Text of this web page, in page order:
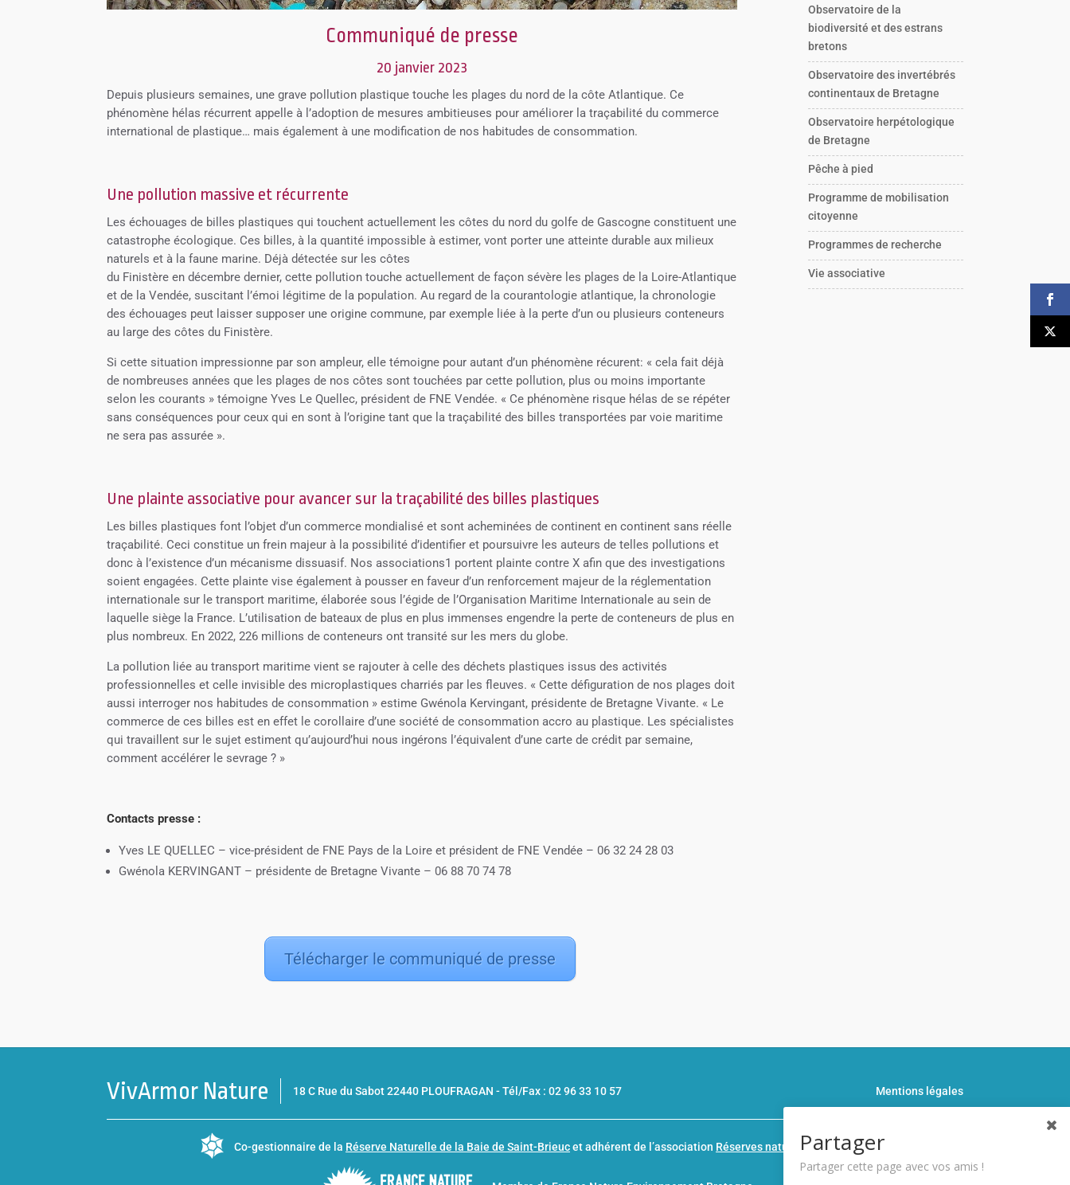
Communiqué de presse
20 janvier 2023
Depuis plusieurs semaines, une grave pollution plastique touche les plages du nord de la côte Atlantique. Ce
phénomène hélas récurrent appelle à l’adoption de mesures ambitieuses pour améliorer la traçabilité du commerce
international de plastique… mais également à une modification de nos habitudes de consommation.
Une pollution massive et récurrente
Les échouages de billes plastiques qui touchent actuellement les côtes du nord du golfe de Gascogne constituent une
catastrophe écologique. Ces billes, à la quantité impossible à estimer, vont porter une atteinte durable aux milieux
naturels et à la faune marine. Déjà détectée sur les côtes
du Finistère en décembre dernier, cette pollution touche actuellement de façon sévère les plages de la Loire-Atlantique
et de la Vendée, suscitant l’émoi légitime de la population. Au regard de la courantologie atlantique, la chronologie
des échouages peut laisser supposer une origine commune, par exemple liée à la perte d’un ou plusieurs conteneurs
au large des côtes du Finistère.
Si cette situation impressionne par son ampleur, elle témoigne pour autant d’un phénomène récurent: « cela fait déjà
de nombreuses années que les plages de nos côtes sont touchées par cette pollution, plus ou moins importante
selon les courants » témoigne Yves Le Quellec, président de FNE Vendée. « Ce phénomène risque hélas de se répéter
sans conséquences pour ceux qui en sont à l’origine tant que la traçabilité des billes transportées par voie maritime
ne sera pas assurée ».
Une plainte associative pour avancer sur la traçabilité des billes plastiques
Les billes plastiques font l’objet d’un commerce mondialisé et sont acheminées de continent en continent sans réelle
traçabilité. Ceci constitue un frein majeur à la possibilité d’identifier et poursuivre les auteurs de telles pollutions et
donc à l’existence d’un mécanisme dissuasif. Nos associations1 portent plainte contre X afin que des investigations
soient engagées. Cette plainte vise également à pousser en faveur d’un renforcement majeur de la réglementation
internationale sur le transport maritime, élaborée sous l’égide de l’Organisation Maritime Internationale au sein de
laquelle siège la France. L’utilisation de bateaux de plus en plus immenses engendre la perte de conteneurs de plus en
plus nombreux. En 2022, 226 millions de conteneurs ont transité sur les mers du globe.
La pollution liée au transport maritime vient se rajouter à celle des déchets plastiques issus des activités
professionnelles et celle invisible des microplastiques charriés par les fleuves. « Cette défiguration de nos plages doit
aussi interroger nos habitudes de consommation » estime Gwénola Kervingant, présidente de Bretagne Vivante. « Le
commerce de ces billes est en effet le corollaire d’une société de consommation accro au plastique. Les spécialistes
qui travaillent sur le sujet estiment qu’aujourd’hui nous ingérons l’équivalent d’une carte de crédit par semaine,
comment accélérer le sevrage ? »
Contacts presse :
Yves LE QUELLEC – vice-président de FNE Pays de la Loire et président de FNE Vendée – 06 32 24 28 03
Gwénola KERVINGANT – présidente de Bretagne Vivante – 06 88 70 74 78
Télécharger le communiqué de presse
Observatoire de la
biodiversité et des estrans
bretons
Observatoire des invertébrés
continentaux de Bretagne
Observatoire herpétologique
de Bretagne
Pêche à pied
Programme de mobilisation
citoyenne
Programmes de recherche
Vie associative
VivArmor Nature 18 C Rue du Sabot 22440 PLOUFRAGAN -Tél/Fax : 02 96 33 10 57 Mentions légales
Co-gestionnaire de la Réserve Naturelle de la Baie de Saint-Brieucet adhérent de l’association Réserves naturelles de France
Partager
Partager cette page avec vos amis !